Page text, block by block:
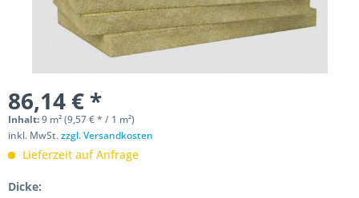
86,14 € *
Inhalt:9 m² (9,57 € * / 1 m²)
inkl. MwSt.zzgl. Versandkosten
Lieferzeit auf Anfrage
Dicke: